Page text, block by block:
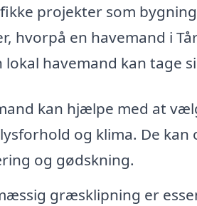
projekter som
hvorpå en havemand i
havemand kan tage
kan hjælpe med at
og klima. De
og gødskning.
græsklipning er